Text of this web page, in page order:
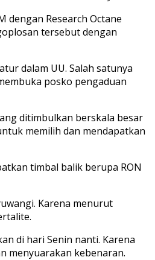
Research Octane
tersebut dengan
dalam UU. Salah satunya
posko pengaduan
ditimbulkan berskala besar
memilih dan mendapatkan
timbal balik berupa RON
Karena menurut
di hari Senin nanti. Karena
menyuarakan kebenaran.